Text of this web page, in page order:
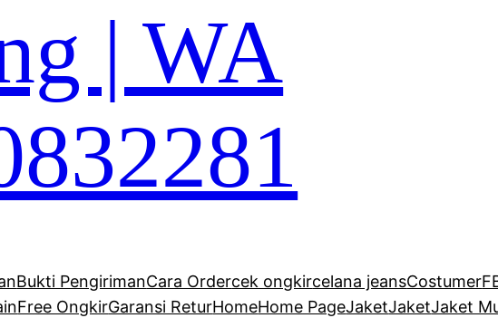
| WA
Bukti PengirimanCara Ordercek ongkircelana jeansCostumer
Free OngkirGaransi ReturHomeHome PageJaketJaketJaket